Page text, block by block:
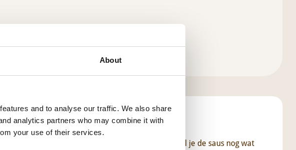
About
and to analyse our traffic. We also share
analytics partners who may combine it with
your use of their services.
tot ze goudbruin zijn en heerlijk geuren. Wil je de saus nog wat